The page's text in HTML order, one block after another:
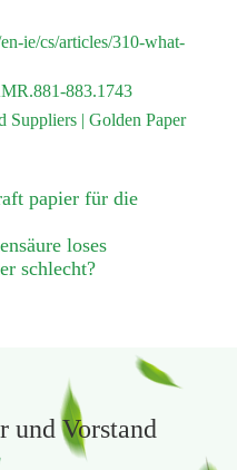
ie/cs/articles/310-what-
883.1743
Suppliers | Golden Paper
papier für die
loses
schlecht?
und Vorstand